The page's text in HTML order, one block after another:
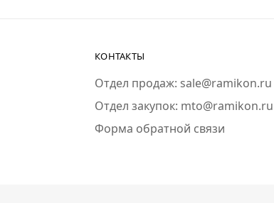
КОНТАКТЫ
Отдел продаж: sale@ramikon.ru
Отдел закупок: mto@ramikon.ru
Форма обратной связи